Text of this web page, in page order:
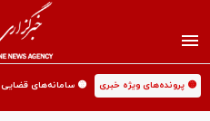
🟡 پرونده‌های ویژه خبری 🟡 سامانه‌های قضایی